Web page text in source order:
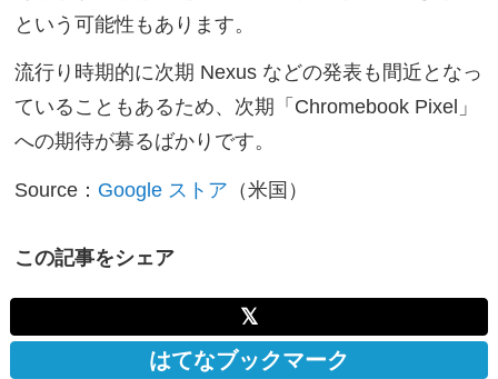
という可能性もあります。
流行り時期的に次期 Nexus などの発表も間近となっ
ていることもあるため、次期「Chromebook Pixel」
への期待が募るばかりです。
Source： Google ストア （米国）
この記事をシェア
𝕏
はてなブックマーク